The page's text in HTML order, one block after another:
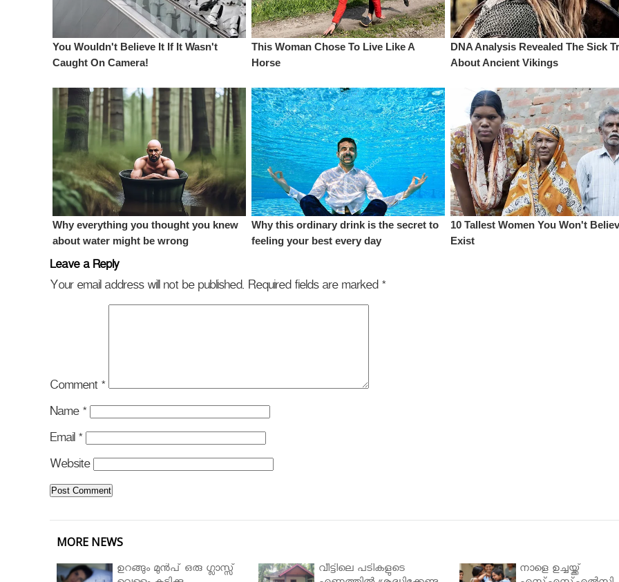
Leave a Reply
Your email address will not be published. Required fields are marked *
Comment *
Name *
Email *
Website
MORE NEWS
ഉറങ്ങും മുന്‍പ് ഒരു ഗ്ലാസ്സ്
വീട്ടിലെ പടികളുടെ
നാളെ ഉച്ചയ്ക്ക്